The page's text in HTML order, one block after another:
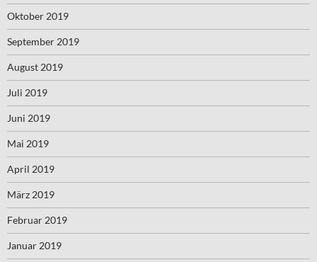
Oktober 2019
September 2019
August 2019
Juli 2019
Juni 2019
Mai 2019
April 2019
März 2019
Februar 2019
Januar 2019